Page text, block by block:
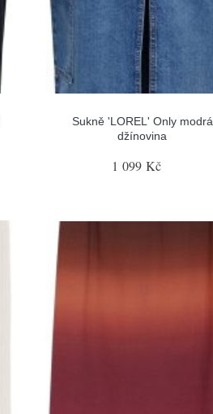
Sukně 'LOREL' Only modrá
džínovina
1 099 Kč